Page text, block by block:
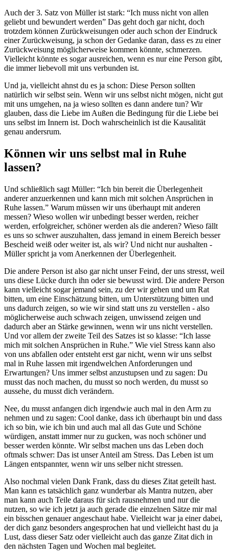
Auch der 3. Satz von Müller ist stark: “Ich muss nicht von allen
geliebt und bewundert werden” Das geht doch gar nicht, doch
trotzdem können Zurückweisungen oder auch schon der Eindruck
einer Zurückweisung, ja schon der Gedanke daran, dass es zu einer
Zurückweisung möglicherweise kommen könnte, schmerzen.
Vielleicht könnte es sogar ausreichen, wenn es nur eine Person gibt,
die immer liebevoll mit uns verbunden ist.
Und ja, vielleicht ahnst du es ja schon: Diese Person sollten
natürlich wir selbst sein. Wenn wir uns selbst nicht mögen, nicht gut
mit uns umgehen, na ja wieso sollten es dann andere tun? Wir
glauben, dass die Liebe im Außen die Bedingung für die Liebe bei
uns selbst im Innern ist. Doch wahrscheinlich ist die Kausalität
genau andersrum.
Können wir uns selbst mal in Ruhe
lassen?
Und schließlich sagt Müller: “Ich bin bereit die Überlegenheit
anderer anzuerkennen und kann mich mit solchen Ansprüchen in
Ruhe lassen.” Warum müssen wir uns überhaupt mit anderen
messen? Wieso wollen wir unbedingt besser werden, reicher
werden, erfolgreicher, schöner werden als die anderen? Wieso fällt
es uns so schwer auszuhalten, dass jemand in einem Bereich besser
Bescheid weiß oder weiter ist, als wir? Und nicht nur aushalten -
Müller spricht ja vom Anerkennen der Überlegenheit.
Die andere Person ist also gar nicht unser Feind, der uns stresst, weil
uns diese Lücke durch ihn oder sie bewusst wird. Die andere Person
kann vielleicht sogar jemand sein, zu der wir gehen und um Rat
bitten, um eine Einschätzung bitten, um Unterstützung bitten und
uns dadurch zeigen, so wie wir sind statt uns zu verstellen - also
möglicherweise auch schwach zeigen, unwissend zeigen und
dadurch aber an Stärke gewinnen, wenn wir uns nicht verstellen.
Und vor allem der zweite Teil des Satzes ist so klasse: “Ich lasse
mich mit solchen Ansprüchen in Ruhe.” Wie viel Stress kann also
von uns abfallen oder entsteht erst gar nicht, wenn wir uns selbst
mal in Ruhe lassen mit irgendwelchen Anforderungen und
Erwartungen? Uns immer selbst anzustupsen und zu sagen: Du
musst das noch machen, du musst so noch werden, du musst so
aussehe, du musst dich verändern.
Nee, du musst anfangen dich irgendwie auch mal in den Arm zu
nehmen und zu sagen: Cool danke, dass ich überhaupt bin und dass
ich so bin, wie ich bin und auch mal all das Gute und Schöne
würdigen, anstatt immer nur zu gucken, was noch schöner und
besser werden könnte. Wir selbst machen uns das Leben doch
oftmals schwer: Das ist unser Anteil am Stress. Das Leben ist um
Längen entspannter, wenn wir uns selber nicht stressen.
Also nochmal vielen Dank Frank, dass du dieses Zitat geteilt hast.
Man kann es tatsächlich ganz wunderbar als Mantra nutzen, aber
man kann auch Teile daraus für sich rausnehmen und nur die
nutzen, so wie ich jetzt ja auch gerade die einzelnen Sätze mir mal
ein bisschen genauer angeschaut habe. Vielleicht war ja einer dabei,
der dich ganz besonders angesprochen hat und vielleicht hast du ja
Lust, dass dieser Satz oder vielleicht auch das ganze Zitat dich in
den nächsten Tagen und Wochen mal begleitet.